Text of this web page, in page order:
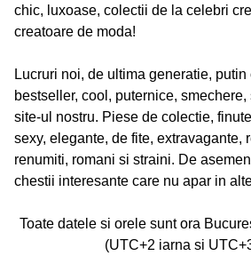
chic, luxoase, colectii de la celebri
creatoare de moda!
Lucruri noi, de ultima generatie,
bestseller, cool, puternice,
site-ul nostru. Piese de colectie,
sexy, elegante, de fite, extravagante,
renumiti, romani si straini. De
chestii interesante care nu apar in
Toate datele si orele sunt ora
(UTC+2 iarna si